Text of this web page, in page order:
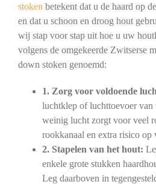
stoken betekent dat u de haard op
en dat u schoon en droog hout
wij stap voor stap uit hoe u uw
volgens de omgekeerde Zwitserse
down stoken genoemd:
1. Zorg voor voldoende
luchtklep of luchttoevoer
weinig lucht zorgt voor veel
rookkanaal en extra risico op
2. Stapelen van het hout:
enkele grote stukken
Leg daarboven in